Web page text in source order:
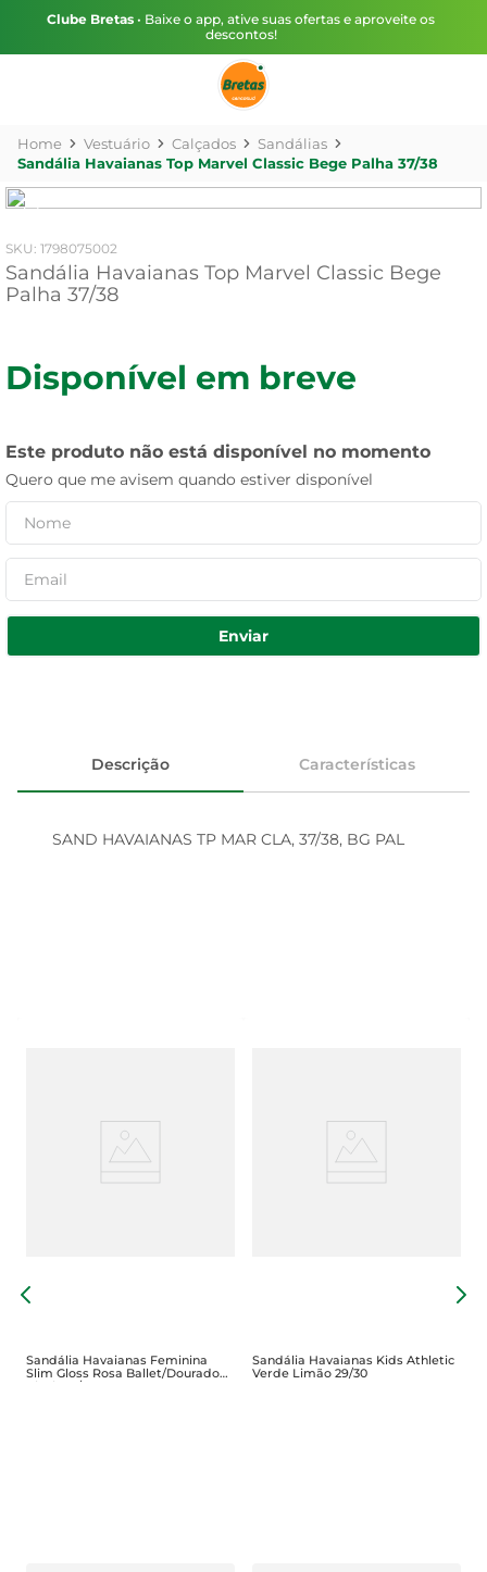
Clube Bretas • Baixe o app, ative suas ofertas e aproveite os
descontos!
Vestuário Calçados
Sandálias
Sandália Havaianas Top Marvel Classic Bege Palha 37/38
: 1798075002
Sandália Havaianas Top Marvel Classic Bege
Palha 37/38
Disponível em breve
Este produto não está disponível no momento
Quero que me avisem quando estiver disponível
Enviar
Descrição Características
SAND HAVAIANAS TP MAR CLA, 37/38, BG PAL
Sandália Havaianas Feminina
Slim Gloss Rosa Ballet/Dourado
Blush 37/38
Sandália Havaianas Kids Athletic
Verde Limão 29/30